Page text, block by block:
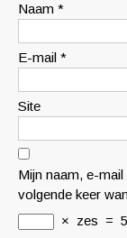
Naam *
E-mail *
Site
Mijn naam, e-
volgende keer
× zes =